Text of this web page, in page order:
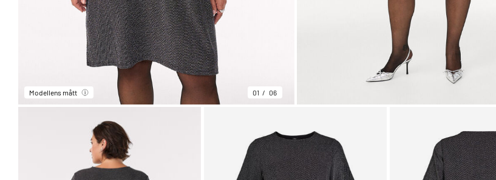
Modellens mått 01 06